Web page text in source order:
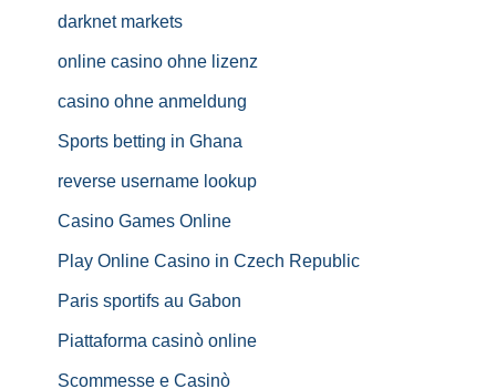
darknet markets
online casino ohne lizenz
casino ohne anmeldung
Sports betting in Ghana
reverse username lookup
Casino Games Online
Play Online Casino in Czech Republic
Paris sportifs au Gabon
Piattaforma casinò online
Scommesse e Casinò